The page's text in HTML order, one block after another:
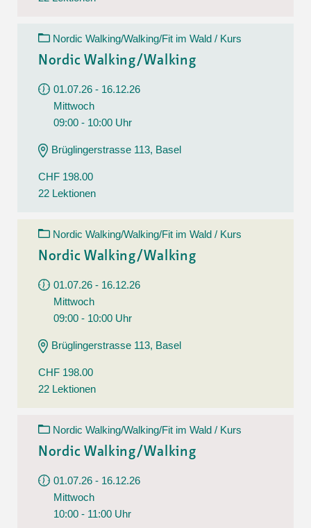
Nordic Walking/Walking/Fit im Wald / Kurs
Nordic Walking/Walking
01.07.26 - 16.12.26
Mittwoch
09:00 - 10:00 Uhr
Brüglingerstrasse 113, Basel
CHF 198.00
22 Lektionen
Nordic Walking/Walking/Fit im Wald / Kurs
Nordic Walking/Walking
01.07.26 - 16.12.26
Mittwoch
09:00 - 10:00 Uhr
Brüglingerstrasse 113, Basel
CHF 198.00
22 Lektionen
Nordic Walking/Walking/Fit im Wald / Kurs
Nordic Walking/Walking
01.07.26 - 16.12.26
Mittwoch
10:00 - 11:00 Uhr